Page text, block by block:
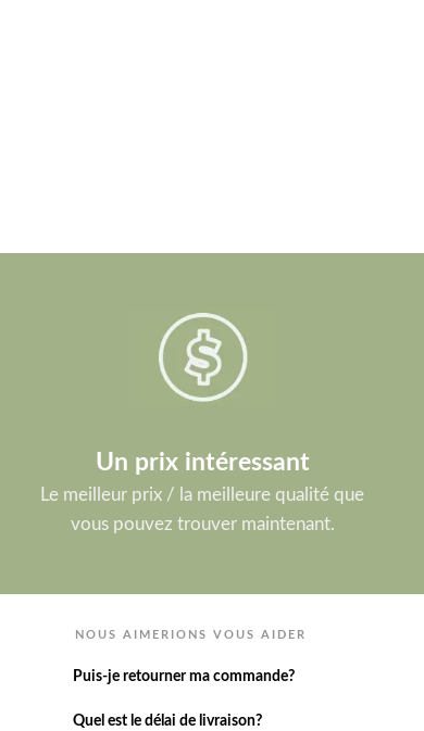
Un prix intéressant
Le meilleur prix / la meilleure qualité que
vous pouvez trouver maintenant.
NOUS AIMERIONS VOUS AIDER
Puis-je retourner ma commande?
Quel est le délai de livraison?